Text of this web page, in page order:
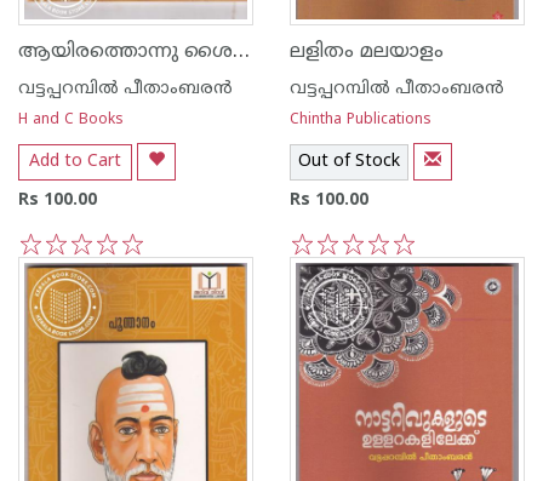
ആയിരത്തൊന്നു ശൈലികള്‍ അര്‍ഥവും പ്രയോഗവും
വട്ടപ്പറമ്പില്‍ പീതാംബരന്‍
H and C Books
Add to Cart
Rs 100.00
5
4
3
2
1
ലളിതം മലയാളം
വട്ടപ്പറമ്പില്‍ പീതാംബരന്‍
Chintha Publications
Out of Stock
Rs 100.00
5
4
3
2
1